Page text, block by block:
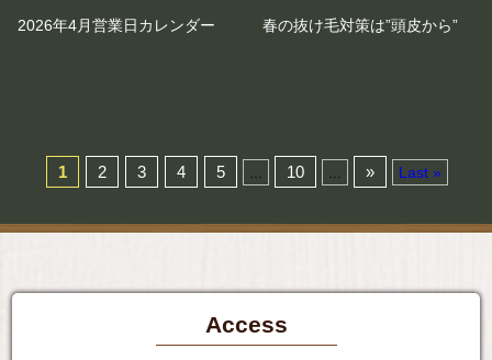
2026年4月営業日カレンダー
春の抜け毛対策は”頭皮から”
1 2 3 4 5 10 » Last »
Access